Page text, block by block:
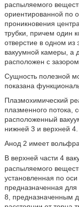
распыляемого
ориентированной по
проникновения
трубки, причем один
отверстие в одном из
вакуумной камеры, а
расположен с
Сущность полезной
показана
Плазмохимический
плазменного потока,
расположенный
нижней 3 и верхней 4.
Анод 2 имеет
В верхней части 4
распыляемого
установленная по
предназначенная
8, предназначенным